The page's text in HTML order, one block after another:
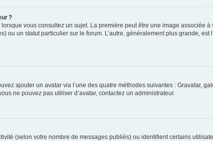
?
vous consultez un sujet. La première peut être une image associée
ou un statut particulier sur le forum. L’autre, généralement plus grande,
ajouter un avatar via l’une des quatre méthodes suivantes : Gravatar,
ne pouvez pas utiliser d’avatar, contactez un administrateur.
(selon votre nombre de messages publiés) ou identifient certains